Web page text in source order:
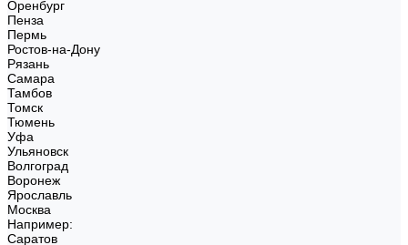
Оренбург
Пенза
Пермь
Ростов-на-Дону
Рязань
Самара
Тамбов
Томск
Тюмень
Уфа
Ульяновск
Волгоград
Воронеж
Ярославль
Москва
Например:
Саратов